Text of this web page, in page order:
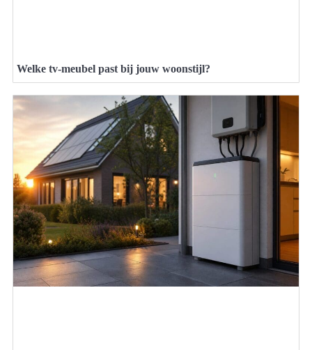
Welke tv-meubel past bij jouw woonstijl?